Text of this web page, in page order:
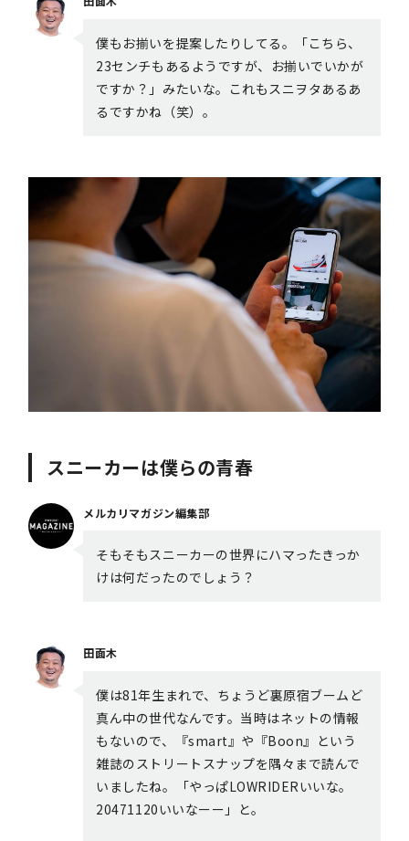
僕もお揃いを提案したりしてる。「こちら、
23センチもあるようですが、お揃いでいかが
ですか？」みたいな。これもスニヲタあるあ
るですかね（笑）。
スニーカーは僕らの青春
メルカリマガジン編集部
そもそもスニーカーの世界にハマったきっか
けは何だったのでしょう？
田面木
僕は81年生まれで、ちょうど裏原宿ブームど
真ん中の世代なんです。当時はネットの情報
もないので、『smart』や『Boon』という
雑誌のストリートスナップを隅々まで読んで
いましたね。「やっぱLOWRIDERいいな。
20471120いいなーー」と。